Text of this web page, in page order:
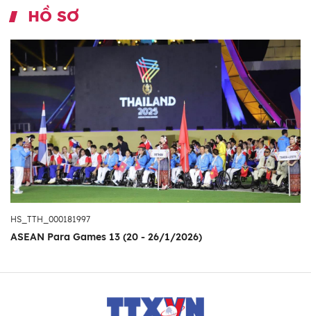
HỒ SƠ
HS_TTH_000181997
ASEAN Para Games 13 (20 - 26/1/2026)